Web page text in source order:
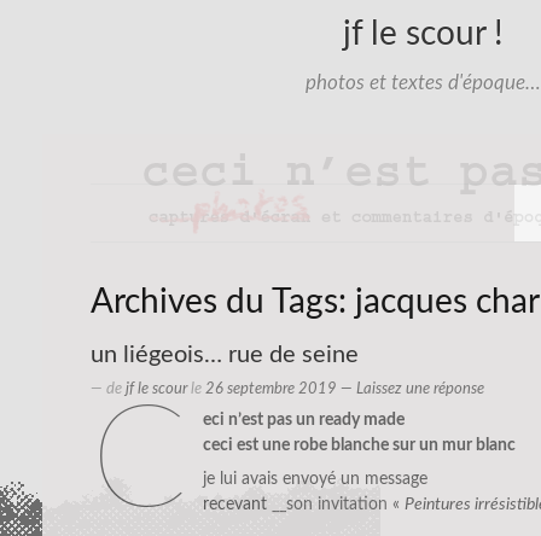
jf le scour !
photos et textes d'époque…
Archives du Tags: jacques
un liégeois… rue de seine
— de jf le scourle 26 septembre 2019 — Laissez une réponse
c
eci n’est pas un ready made
ceci est une robe blanche sur un mur blanc
je lui avais envoyé un message
recevant
__son invitation « Peintures